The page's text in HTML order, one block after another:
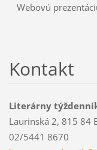
Webovú
Kontakt
Literárny
Laurinská 2, 815 84
02/5441 8670